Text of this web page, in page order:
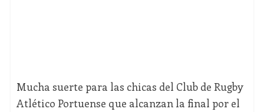
Mucha suerte para las chicas del Club de Rugby
Atlético Portuense que alcanzan la final por el